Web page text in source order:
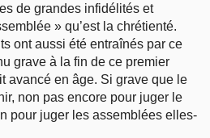
de grandes infidélités et
» qu’est la chrétienté.
ont aussi été entraînés par ce
grave à la fin de ce premier
avancé en âge. Si grave que le
non pas encore pour juger le
pour juger les assemblées elles-